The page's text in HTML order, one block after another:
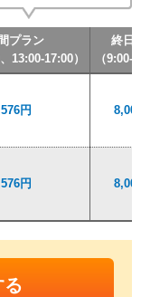
プラン
13:00-17:00）
終日
（9:00-
プラン
13:00-17:00）
終日
（9:00-
プラン
13:00-17:00）
終日
（9:00-
円
円
プラン
13:00-17:00）
終日
（9:00-
円
円
る